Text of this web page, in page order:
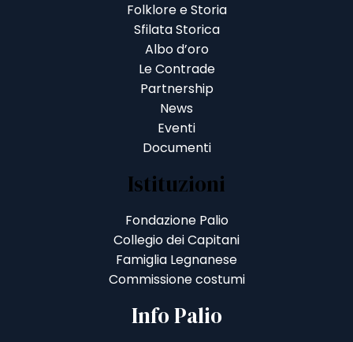
Folklore e Storia
Sfilata Storica
Albo d’oro
Le Contrade
Partnership
News
Eventi
Documenti
Istituzioni
Fondazione Palio
Collegio dei Capitani
Famiglia Legnanese
Commissione costumi
Info Palio